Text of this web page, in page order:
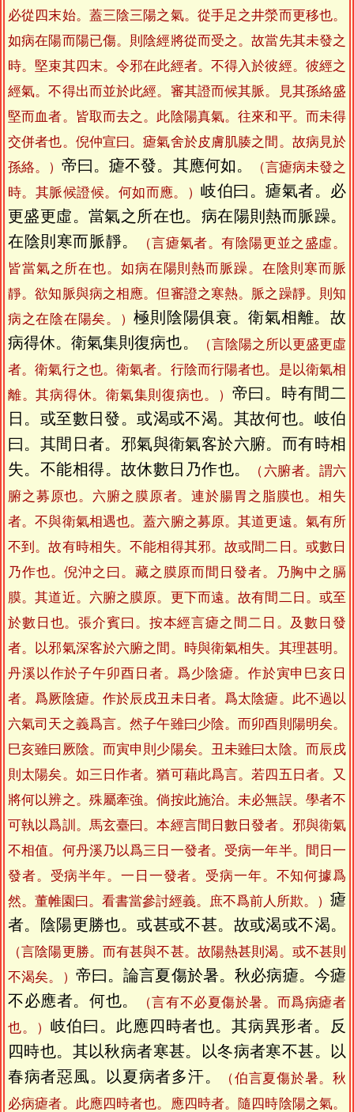
必從四末始。蓋三陰三陽之氣。從手足之井滎而更移也。
如病在陽而陽已傷。則陰經將從而受之。故當先其未發之
時。堅束其四末。令邪在此經者。不得入於彼經。彼經之
經氣。不得出而並於此經。審其證而候其脈。見其孫絡盛
堅而血者。皆取而去之。此陰陽真氣。往來和平。而未得
交併者也。倪仲宣曰。瘧氣舍於皮膚肌腠之間。故病見於
孫絡。）帝曰。瘧不發。其應何如。
（言瘧病未發之
時。其脈候證候。何如而應。）岐伯曰。瘧氣者。必
更盛更虛。當氣之所在也。病在陽則熱而脈躁。
在陰則寒而脈靜。
（言瘧氣者。有陰陽更並之盛虛。
皆當氣之所在也。如病在陽則熱而脈躁。在陰則寒而脈
靜。欲知脈與病之相應。但審證之寒熱。脈之躁靜。則知
病之在陰在陽矣。）極則陰陽俱衰。衛氣相離。故
病得休。衛氣集則復病也。
（言陰陽之所以更盛更虛
者。衛氣行之也。衛氣者。行陰而行陽者也。是以衛氣相
離。其病得休。衛氣集則復病也。） 帝曰。時有間二
日。或至數日發。或渴或不渴。其故何也。岐伯
曰。其間日者。邪氣與衛氣客於六腑。而有時相
失。不能相得。故休數日乃作也。
（六腑者。謂六
腑之募原也。六腑之膜原者。連於腸胃之脂膜也。相失
者。不與衛氣相遇也。蓋六腑之募原。其道更遠。氣有所
不到。故有時相失。不能相得其邪。故或間二日。或數日
乃作也。倪沖之曰。藏之膜原而間日發者。乃胸中之膈
膜。其道近。六腑之膜原。更下而遠。故有間二日。或至
於數日也。張介賓曰。按本經言瘧之間二日。及數日發
者。以邪氣深客於六腑之間。時與衛氣相失。其理甚明。
丹溪以作於子午卯酉日者。爲少陰瘧。作於寅申巳亥日
者。爲厥陰瘧。作於辰戌丑未日者。爲太陰瘧。此不過以
六氣司天之義爲言。然子午雖曰少陰。而卯酉則陽明矣。
巳亥雖曰厥陰。而寅申則少陽矣。丑未雖曰太陰。而辰戌
則太陽矣。如三日作者。猶可藉此爲言。若四五日者。又
將何以辨之。殊屬牽強。倘按此施治。未必無誤。學者不
可執以爲訓。馬玄臺曰。本經言間日數日發者。邪與衛氣
不相值。何丹溪乃以爲三日一發者。受病一年半。間日一
發者。受病半年。一日一發者。受病一年。不知何據爲
然。董帷園曰。看書當參討經義。庶不爲前人所欺。） 瘧
者。陰陽更勝也。或甚或不甚。故或渴或不渴。
（言陰陽更勝。而有甚與不甚。故陽熱甚則渴。或不甚則
不渴矣。） 帝曰。論言夏傷於暑。秋必病瘧。今瘧
不必應者。何也。
（言有不必夏傷於暑。而爲病瘧者
也。） 岐伯曰。此應四時者也。其病異形者。反
四時也。其以秋病者寒甚。以冬病者寒不甚。以
春病者惡風。以夏病者多汗。
（伯言夏傷於暑。秋
必病瘧者。此應四時者也。應四時者。隨四時陰陽之氣。